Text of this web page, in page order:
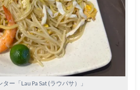
ー「Lau Pa Sat (ラウパサ）」